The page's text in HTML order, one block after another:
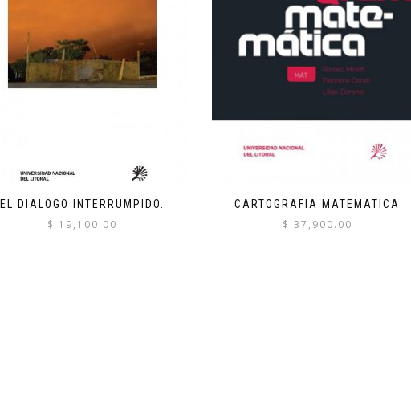
EL DIALOGO INTERRUMPIDO.
$ 19,100.00
CARTOGRAFIA MATEMATICA
$ 37,900.00